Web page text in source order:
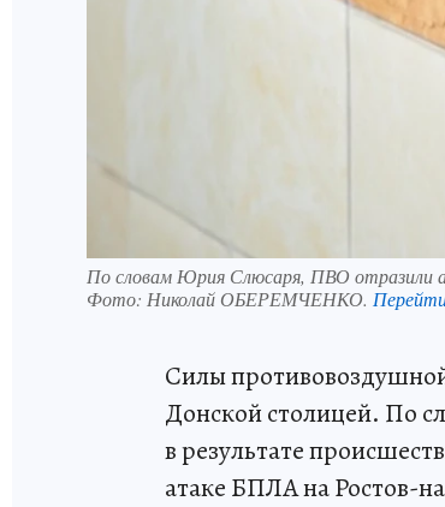
По словам Юрия Слюсаря, ПВО отразили
Фото: Николай ОБЕРЕМЧЕНКО.
Силы
Донской столицей. По
в результате
атаке БПЛА на Ростов-